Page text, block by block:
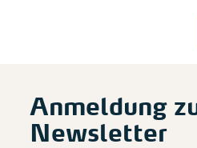
Anmeldung
Newsletter